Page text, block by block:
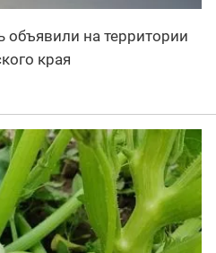
объявили на территории
края